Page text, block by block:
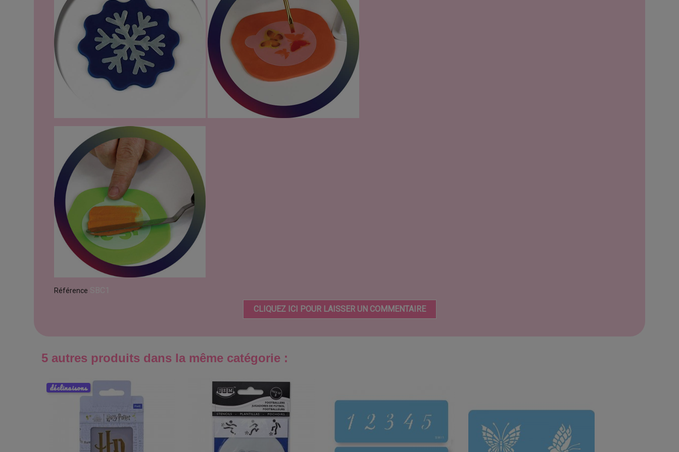
Référence
CLIQUEZ ICI POUR LAISSER UN COMMENTAIRE
5 autres produits dans la même catégorie :
déclinaisons